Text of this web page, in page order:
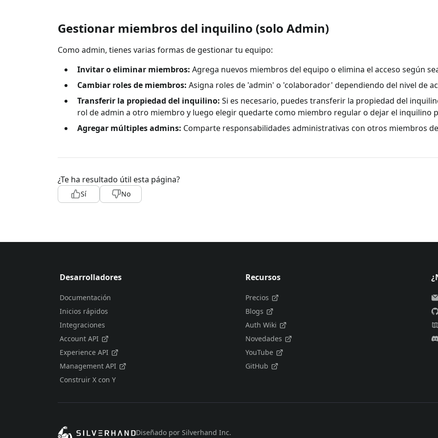
Gestionar miembros del inquilino (solo Admin)
Como admin, tienes varias formas de gestionar tu equipo:
Invitar o eliminar miembros: Agrega nuevos miembros del equipo o elimina el acceso según
Cambiar roles de miembros: Asigna roles de 'admin' o 'colaborador' dependiendo del nivel de
Transferir la propiedad del inquilino: Si es necesario, puedes transferir la propiedad del
rol de admin a otro miembro y luego elegir quedarte como miembro regular o dejar el inquilino
Agregar múltiples admins: Comparte responsabilidades administrativas con otros miembros
¿Te ha resultado útil esta página?
Sí No
Desarrolladores
Documentación
Inicios rápidos
Integraciones
Account API
Experience API
Management API
Construir X con Y
Recursos
Precios
Blogs
Auth Wiki
Novedades
YouTube
GitHub
Diseñado por Silverhand Inc.